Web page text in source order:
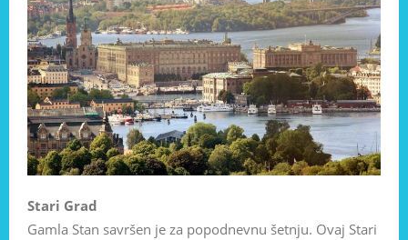
Stari Grad
Gamla Stan savršen je za popodnevnu šetnju. Ovaj Stari